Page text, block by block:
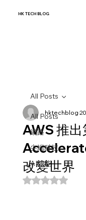
HK TECH BLOG
All Posts
網路
尖端科技
AI智能
All Posts
AWS 推
改變世界
hktechblog
評等為 NaN